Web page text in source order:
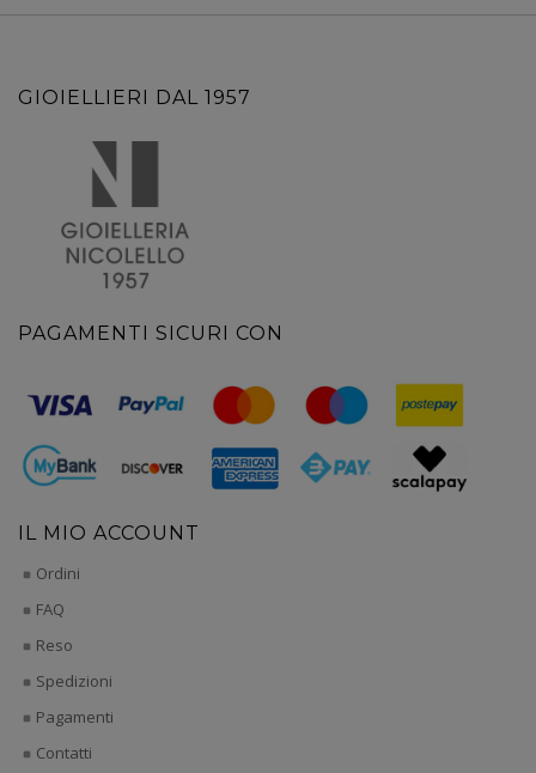
GIOIELLIERI DAL 1957
PAGAMENTI SICURI CON
IL MIO ACCOUNT
Ordini
FAQ
Reso
Spedizioni
Pagamenti
Contatti